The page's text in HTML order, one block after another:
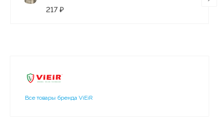
217 ₽
Все товары бренда ViEiR